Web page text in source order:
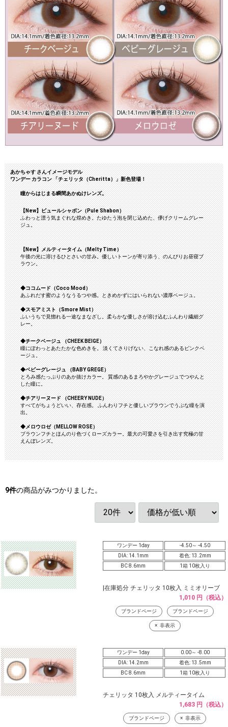
あかちゃす さんイメージモデル
ワンデー カラコン 「チェリッタ（Cheritta）」新色登場！
瞳からはじまる瞬間あかぬけレンズ。
【New】ピュールシャボン（Pule Shabon）
ふわっと漂う気まぐれな煌めき。たゆたう泡を閉じ込めた、儚げクリームグレー
ジュ。
【New】メルティータイム（Melty Time）
午後の光に溶けるひとさいの甘み。優しいトーンが寄り添う、のんびりお昼寝ブ
ラウン。
◆ココムード（Coco Mood）
あふれだす蜜のようなうるつや感。ときめかずにはいられない濃厚ベージュ。
◆スモアミスト（Smore Mist）
ふいうちで見惚れる一途なまなざし。柔らかな優しさが溶け込むふんわり繊細グ
レー。
◆チークベージュ（CHEEK BEIGE）
瞳にぽわっとあたたかな色めきを。 淡くてさりげない、こなれ感のあるピンクベ
ージュ。
◆ベビーグレージュ（BABY GREGE）
とろみ感たっぷりのあか抜けカラー。 質感のあるまろやかグレージュでつやんと
した瞳に。
◆チアリーヌード（CHEERY NUDE）
すべてがちょうどいい、存在感。 ふんわりフチと優しいブラウンでうぶな瞳を演
出。
◆メロウロゼ（MELLOW ROSE）
ブラウンフチとほんのり色づくローズカラー。最大の可愛さを引き出す究極の甘
えんぼレンズ。
9件の商品がみつかりました。
ワンデー 1day
-4.50～ -4.50
DIA: 14.1mm
着色: 13.2mm
BC 8.6mm
1箱 10枚入り
|在庫処分 チェリッタ 10枚入 ミミオリーブ
1,010 円（税込）
ブランドページ ブランドページ
非表示
ワンデー 1day
0.00～ -8.00
DIA: 14.2mm
着色: 13.5mm
BC 8.6mm
1箱 10枚入り
チェリッタ 10枚入 メルティータイム
1,683 円（税込）
ブランドページ 非表示